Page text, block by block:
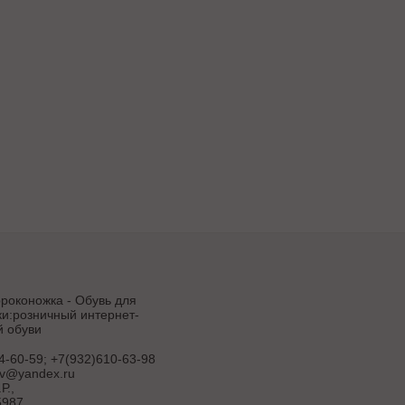
- Обувь для
интернет-
обуви
60-59; +7(932)610-63-98